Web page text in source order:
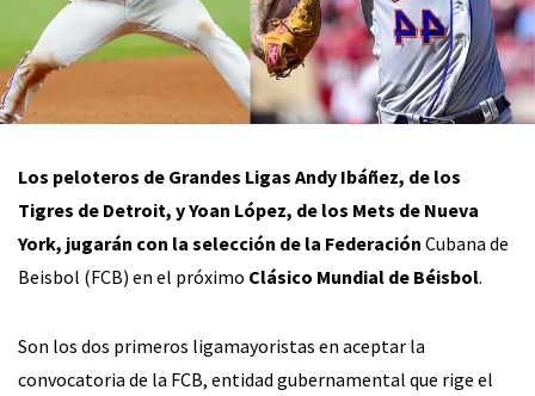
Los peloteros de Grandes Ligas Andy Ibáñez, de los
Tigres de Detroit, y Yoan López, de los Mets de Nueva
York, jugarán con la selección de la Federación Cubana de
Beisbol (FCB) en el próximo Clásico Mundial de Béisbol.
Son los dos primeros ligamayoristas en aceptar la
convocatoria de la FCB, entidad gubernamental que rige el